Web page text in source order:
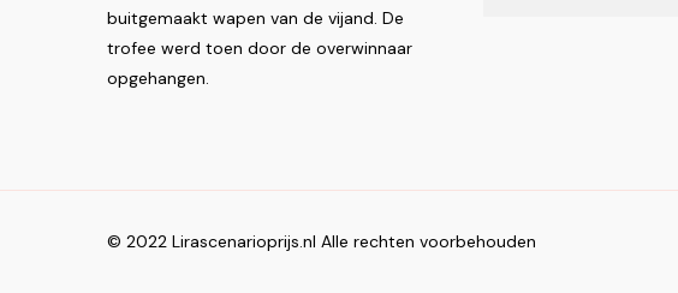
buitgemaakt wapen van de vijand. De
trofee werd toen door de overwinnaar
opgehangen.
© 2022 Lirascenarioprijs.nl Alle rechten voorbehouden